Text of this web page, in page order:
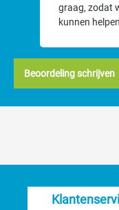
graag, zodat
kunnen
Beoordeling schrijven